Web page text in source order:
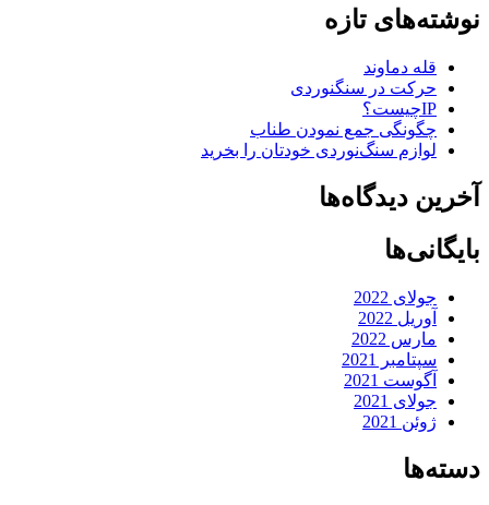
نوشته‌های تازه
قله دماوند
حرکت در سنگنوردی
IPچیست؟
چگونگی جمع نمودن طناب
لوازم سنگ‌نوردی خودتان را بخرید
آخرین دیدگاه‌ها
بایگانی‌ها
جولای 2022
آوریل 2022
مارس 2022
سپتامبر 2021
آگوست 2021
جولای 2021
ژوئن 2021
دسته‌ها